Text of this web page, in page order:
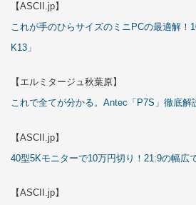
【ASCII.jp】
これが手のひらサイズのミニPCの最適解！
K13」
【エルミタージュ秋葉原】
これで全てが分かる。Antec「P7S」徹底解
【ASCII.jp】
40型5Kモニターで10万円切り！21:9の幅広
【ASCII.jp】